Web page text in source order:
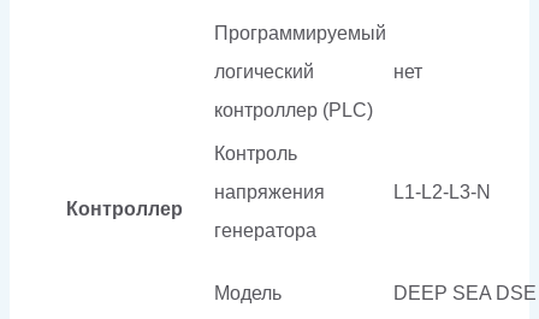
Контроллер
Программируемый
логический
контроллер (PLC)
нет
Контроль
напряжения
генератора
L1-L2-L3-N
Модель
DEEP SEA DSE